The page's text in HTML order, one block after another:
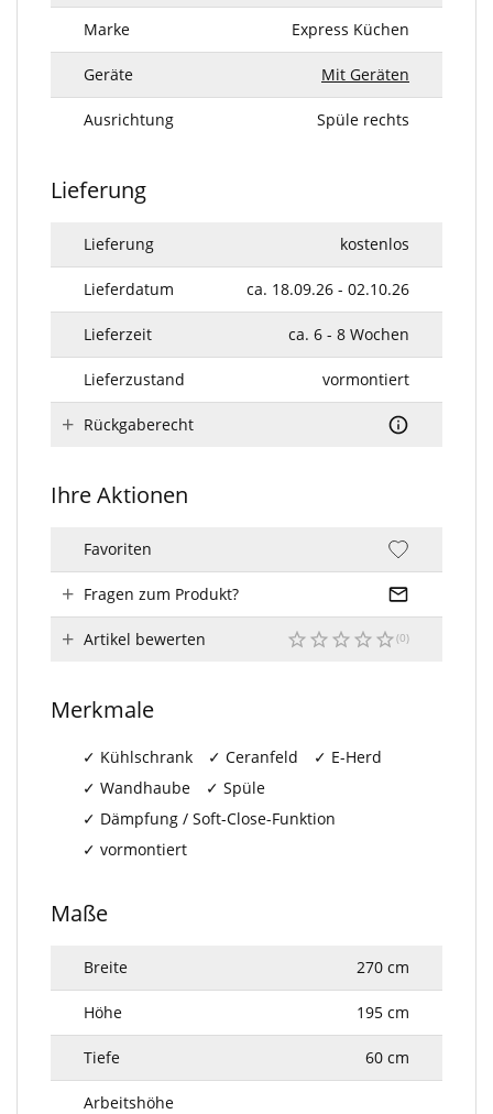
Marke Express Küchen
Geräte Mit Geräten
Ausrichtung Spüle rechts
Lieferung
Lieferung kostenlos
Lieferdatum ca. 18.09.26 - 02.10.26
Lieferzeit ca. 6 - 8 Wochen
Lieferzustand vormontiert
Rückgaberecht
Ihre Aktionen
Favoriten
Fragen zum Produkt?
Artikel bewerten
Merkmale
Kühlschrank Ceranfeld
E-Herd
Wandhaube
Spüle
Dämpfung / Soft-Close-Funktion
vormontiert
Maße
Breite 270 cm
Höhe 195 cm
Tiefe 60 cm
Arbeitshöhe